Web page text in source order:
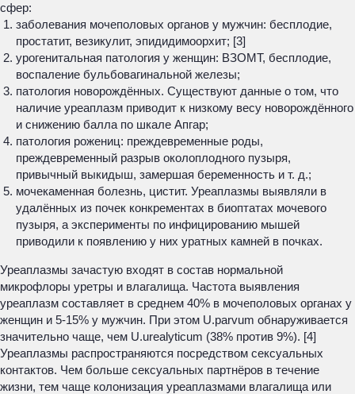
сфер:
заболевания мочеполовых органов у мужчин: бесплодие,
простатит, везикулит, эпидидимоорхит; [3]
урогенитальная патология у женщин: ВЗОМТ, бесплодие,
воспаление бульбовагинальной железы;
патология новорождённых. Существуют данные о том, что
наличие уреаплазм приводит к низкому весу новорождённого
и снижению балла по шкале Апгар;
патология рожениц: преждевременные роды,
преждевременный разрыв околоплодного пузыря,
привычный выкидыш, замершая беременность и т. д.;
мочекаменная болезнь, цистит. Уреаплазмы выявляли в
удалённых из почек конкрементах в биоптатах мочевого
пузыря, а эксперименты по инфицированию мышей
приводили к появлению у них уратных камней в почках.
Уреаплазмы зачастую входят в состав нормальной
микрофлоры уретры и влагалища. Частота выявления
уреаплазм составляет в среднем 40% в мочеполовых органах у
женщин и 5-15% у мужчин. При этом U.parvum обнаруживается
значительно чаще, чем U.urealyticum (38% против 9%). [4]
Уреаплазмы распространяются посредством сексуальных
контактов. Чем больше сексуальных партнёров в течение
жизни, тем чаще колонизация уреаплазмами влагалища или